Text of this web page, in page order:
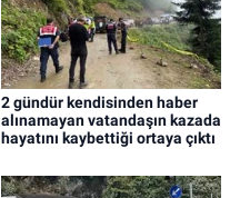
2 gündür kendisinden haber
alınamayan vatandaşın kazada
hayatını kaybettiği ortaya çıktı